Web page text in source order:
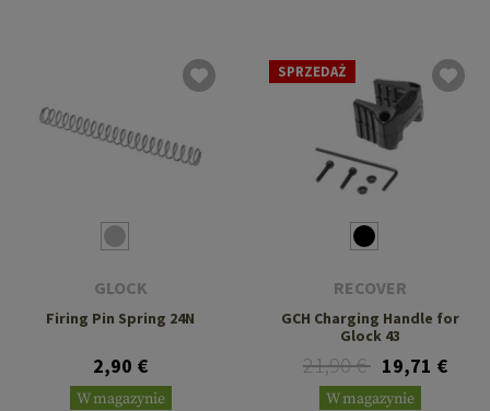
GLOCK
Firing Pin Spring 24N
2,90 €
W magazynie
SPRZEDAŻ
RECOVER
GCH Charging Handle for
Glock 43
21,90 € 19,71 €
W magazynie